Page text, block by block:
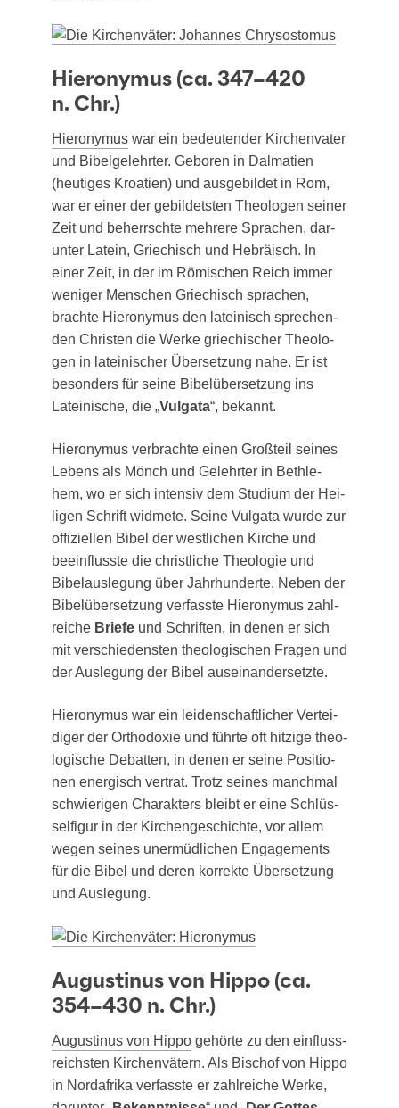
Hieronymus (ca. 347–420
n. Chr.)
Hie­ro­ny­mus war ein bedeu­ten­der Kir­chen­va­ter
und Bibel­ge­lehr­ter. Gebo­ren in Dal­ma­ti­en
(heu­ti­ges Kroa­ti­en) und aus­ge­bil­det in Rom,
war er einer der gebil­dets­ten Theo­lo­gen sei­ner
Zeit und beherrsch­te meh­re­re Spra­chen, dar­
un­ter Latein, Grie­chisch und Hebrä­isch. In
einer Zeit, in der im Römi­schen Reich immer
weni­ger Men­schen Grie­chisch spra­chen,
brach­te Hie­ro­ny­mus den latei­nisch spre­chen­
den Chris­ten die Wer­ke grie­chi­scher Theo­lo­
gen in latei­ni­scher Über­set­zung nahe. Er ist
beson­ders für sei­ne Bibel­über­set­zung ins
Latei­ni­sche, die „Vul­ga­ta“, bekannt.
Hie­ro­ny­mus ver­brach­te einen Groß­teil sei­nes
Lebens als Mönch und Gelehr­ter in Beth­le­
hem, wo er sich inten­siv dem Stu­di­um der Hei­
li­gen Schrift wid­me­te. Sei­ne Vul­ga­ta wur­de zur
offi­zi­el­len Bibel der west­li­chen Kir­che und
beein­fluss­te die christ­li­che Theo­lo­gie und
Bibel­aus­le­gung über Jahr­hun­der­te. Neben der
Bibel­über­set­zung ver­fass­te Hie­ro­ny­mus zahl­
rei­che Brie­fe und Schrif­ten, in denen er sich
mit ver­schie­dens­ten theo­lo­gi­schen Fra­gen und
der Aus­le­gung der Bibel auseinandersetzte.
Hie­ro­ny­mus war ein lei­den­schaft­li­cher Ver­tei­
di­ger der Ortho­do­xie und führ­te oft hit­zi­ge theo­
lo­gi­sche Debat­ten, in denen er sei­ne Posi­tio­
nen ener­gisch ver­trat. Trotz sei­nes manch­mal
schwie­ri­gen Cha­rak­ters bleibt er eine Schlüs­
sel­fi­gur in der Kir­chen­ge­schich­te, vor allem
wegen sei­nes uner­müd­li­chen Enga­ge­ments
für die Bibel und deren kor­rek­te Über­set­zung
und Auslegung.
Augustinus von Hippo (ca.
354–430 n. Chr.)
Augus­ti­nus von Hip­po gehör­te zu den ein­fluss­
reichs­ten Kir­chen­vä­tern. Als Bischof von Hip­po
in Nord­afri­ka ver­fass­te er zahl­rei­che Wer­ke,